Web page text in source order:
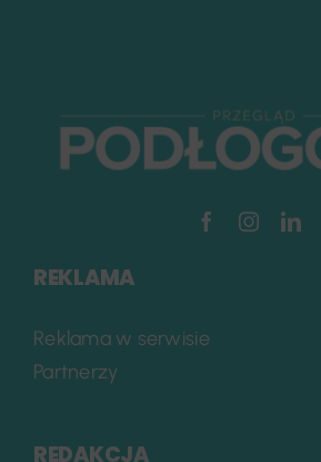
REKLAMA
Reklama w serwisie
Partnerzy
REDAKCJA